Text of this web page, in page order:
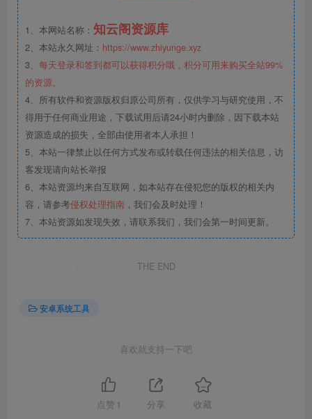
1、本网站名称： 知云阁资源库
2、本站永久网址： https://www.zhiyunge.xyz
3、 每天登录和签到都可以获得积分哦，积分可用来购买全站99%
的资源。
4、所有软件和资源版权归原公司所有，仅供学习与研究使用，不
得用于任何商业用途，下载试用后请24小时内删除，因下载本站
资源造成的损失，全部由使用者本人承担！
5、本站一律禁止以任何方式发布或转载任何违法的相关信息，访
客发现请向站长举报
6、本站资源均来自互联网，如本站存在侵犯您的版权的相关内
容，请参考侵权处理指南 ，我们会及时处理！
7、本站资源如发现失效，请联系我们，我们会第一时间更新。
THE END
安卓系统工具
喜欢就支持一下吧
点赞 1 分享 收藏